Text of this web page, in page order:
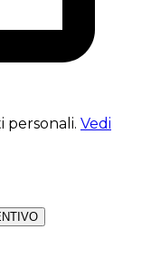
personali. Vedi